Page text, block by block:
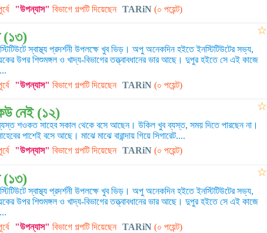
"উপন্যাস" বিভাগে গল্পটি দিয়েছেন TARiN(০ পয়েন্ট)
(১৩)
স্বাস্থ্য প্রদর্শনী উপলক্ষে খুব ভিড়। অপু অনেকদিন হইতে ইনস্টিটিউটের সভ্য,
উপর শিশুমঙ্গল ও খাদ্য-বিভাগের তত্ত্বাবধানের ভার আছে। দুপুর হইতে সে এই কাজে
"উপন্যাস" বিভাগে গল্পটি দিয়েছেন TARiN(০ পয়েন্ট)
☆
নেই (১২)
শওকত সাহেব সকাল থেকে বসে আছেন। উকিল খুব ব্যস্ত, সময় দিতে পারছেন না।
পাশেই বসে আছে। মাঝে মাঝে বারান্দায় গিয়ে সিগারেট....
"উপন্যাস" বিভাগে গল্পটি দিয়েছেন TARiN(০ পয়েন্ট)
☆
(১৩)
স্বাস্থ্য প্রদর্শনী উপলক্ষে খুব ভিড়। অপু অনেকদিন হইতে ইনস্টিটিউটের সভ্য,
উপর শিশুমঙ্গল ও খাদ্য-বিভাগের তত্ত্বাবধানের ভার আছে। দুপুর হইতে সে এই কাজে
"উপন্যাস" বিভাগে গল্পটি দিয়েছেন TARiN(০ পয়েন্ট)
☆